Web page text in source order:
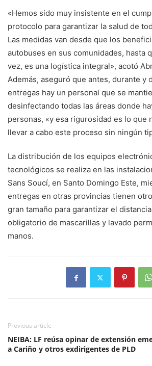
«Hemos sido muy insistente en el
protocolo para garantizar la salud de
Las medidas van desde que los
autobuses en sus comunidades, hasta
vez, es una logística integral», acotó
Además, aseguró que antes, durante y
entregas hay un personal que se
desinfectando todas las áreas donde
personas, «y esa rigurosidad es lo que
llevar a cabo este proceso sin ningún
La distribución de los equipos
tecnológicos se realiza en las
Sans Soucí, en Santo Domingo Este,
entregas en otras provincias tienen
gran tamaño para garantizar el
obligatorio de mascarillas y lavado
manos.
Previous article
NEIBA: LF reúsa opinar de extensión
a Cariño y otros exdirigentes de PLD